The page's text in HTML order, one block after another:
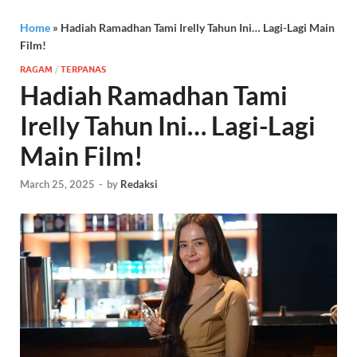
Home » Hadiah Ramadhan Tami Irelly Tahun Ini… Lagi-Lagi Main
Film!
RAGAM / TERPANAS
Hadiah Ramadhan Tami
Irelly Tahun Ini… Lagi-Lagi
Main Film!
March 25, 2025 - by Redaksi